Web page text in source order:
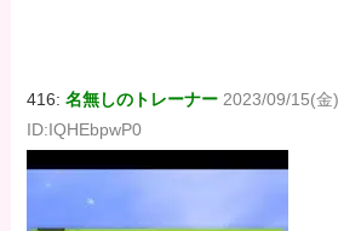
416:名無しのトレーナー 2023/09/15(金)
ID:IQHEbpwP0